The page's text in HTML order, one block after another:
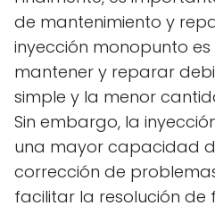
de mantenimiento y
inyección monopunto
mantener y reparar
simple y la menor
Sin embargo, la
una mayor capacidad
corrección de
facilitar la resolución de